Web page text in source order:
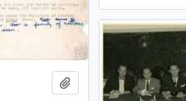
Adicionar a área de